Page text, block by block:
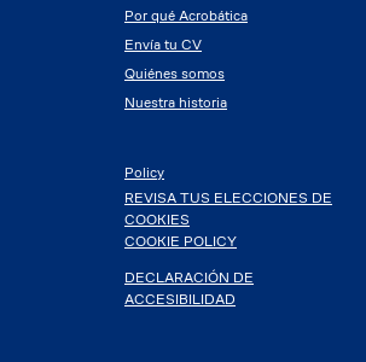
Por qué Acrobática
Envía tu CV
Quiénes somos
Nuestra historia
Policy
REVISA TUS ELECCIONES DE
COOKIES
COOKIE POLICY
DECLARACIÓN DE
ACCESIBILIDAD